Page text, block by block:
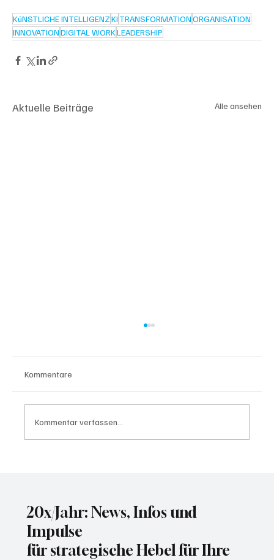
KüNSTLICHE INTELLIGENZKI TRANSFORMATIONORGANISATION
INNOVATIONDIGITAL WORKLEADERSHIP
Aktuelle Beiträge Alle ansehen
Kommentare
Kommentar verfassen...
20x/Jahr: News, Infos und
Impulse
für strategische Hebel für Ihre